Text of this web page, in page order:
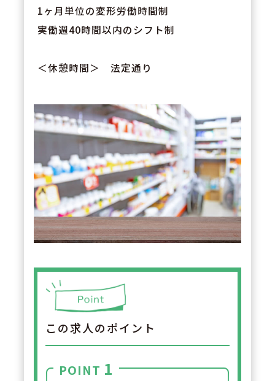
1ヶ月単位の変形労働時間制
実働週40時間以内のシフト制
＜休憩時間＞ 法定通り
この求人のポイント
POINT 1